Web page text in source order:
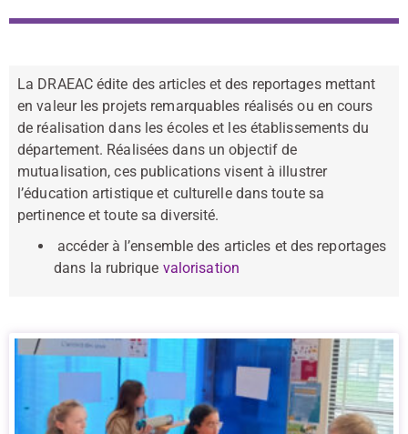
La DRAEAC édite des articles et des reportages mettant
en valeur les projets remarquables réalisés ou en cours
de réalisation dans les écoles et les établissements du
département. Réalisées dans un objectif de
mutualisation, ces publications visent à illustrer
l’éducation artistique et culturelle dans toute sa
pertinence et toute sa diversité.
accéder à l’ensemble des articles et des reportages
dans la rubrique valorisation